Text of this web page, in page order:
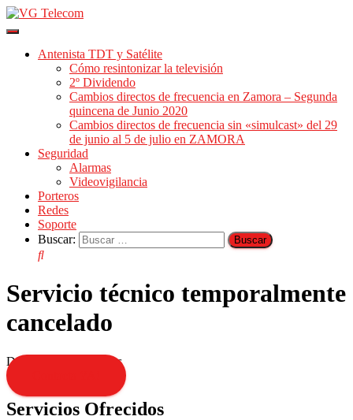
Cambiar
navegación
Antenista TDT y Satélite
Cómo resintonizar la televisión
2º Dividendo
Cambios directos de frecuencia en Zamora – Segunda
quincena de Junio 2020
Cambios directos de frecuencia sin «simulcast» del 29
de junio al 5 de julio en ZAMORA
Seguridad
Alarmas
Videovigilancia
Porteros
Redes
Soporte
Buscar:
Servicio técnico temporalmente
cancelado
Disculpen las molestias
Servicios Ofrecidos